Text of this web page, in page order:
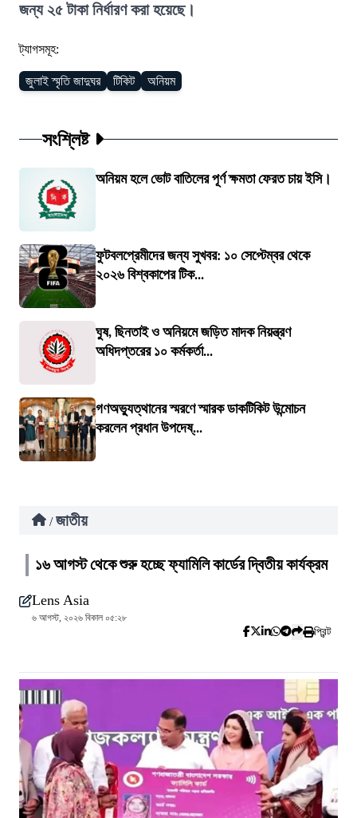
জন্য ২৫ টাকা নির্ধারণ করা হয়েছে।
ট্যাগসমূহ:
জুলাই স্মৃতি জাদুঘর টিকিট অনিয়ম
সংশ্লিষ্ট
অনিয়ম হলে ভোট বাতিলের পূর্ণ ক্ষমতা ফেরত চায় ইসি।
ফুটবলপ্রেমীদের জন্য সুখবর: ১০ সেপ্টেম্বর থেকে
২০২৬ বিশ্বকাপের টিক...
ঘুষ, ছিনতাই ও অনিয়মে জড়িত মাদক নিয়ন্ত্রণ
অধিদপ্তরের ১০ কর্মকর্তা...
গণঅভ্যুত্থানের স্মরণে স্মারক ডাকটিকিট উন্মোচন
করলেন প্রধান উপদেষ্...
/ জাতীয়
১৬ আগস্ট থেকে শুরু হচ্ছে ফ্যামিলি কার্ডের দ্বিতীয় কার্যক্রম
Lens Asia
৬ আগস্ট, ২০২৬ বিকাল ০৫:২৮
প্রিন্ট